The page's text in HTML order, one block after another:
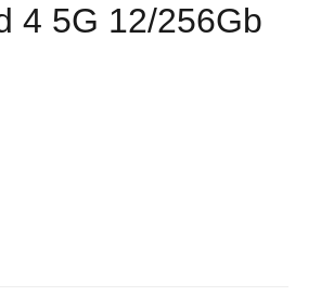
4 5G 12/256Gb